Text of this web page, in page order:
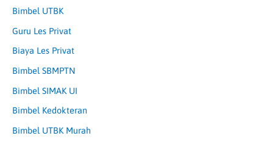
Bimbel UTBK
Guru Les Privat
Biaya Les Privat
Bimbel SBMPTN
Bimbel SIMAK UI
Bimbel Kedokteran
Bimbel UTBK Murah